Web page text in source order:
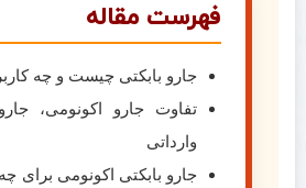
فهرست مقاله
جارو بابکتی چیست و چه
تفاوت جارو اکونومی،
وارداتی
جارو بابکتی اکونومی برای